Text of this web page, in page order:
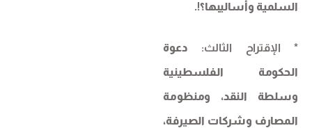
السلمية وأساليبها؟!.
* الإقتراح الثالث: دعوة
الحكومة الفلسطينية
وسلطة النقد، ومنظومة
المصارف وشركات الصيرفة،